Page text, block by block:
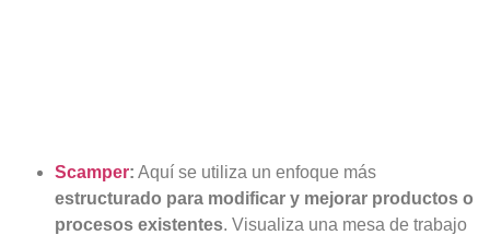
Scamper: Aquí se utiliza un enfoque más
estructurado para modificar y mejorar productos o
procesos existentes. Visualiza una mesa de trabajo